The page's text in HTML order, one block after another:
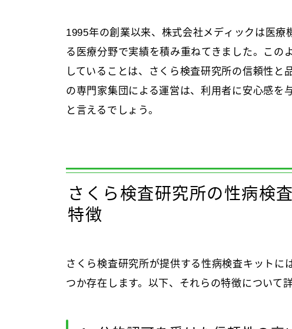
1995年の創業以来、株式会社メディックは医
る医療分野で実績を積み重ねてきました。この
していることは、さくら検査研究所の信頼性と
の専門家集団による運営は、利用者に安心感を
と言えるでしょう。
さくら検査研究所の性病検
特徴
さくら検査研究所が提供する性病検査キットに
つか存在します。以下、それらの特徴について